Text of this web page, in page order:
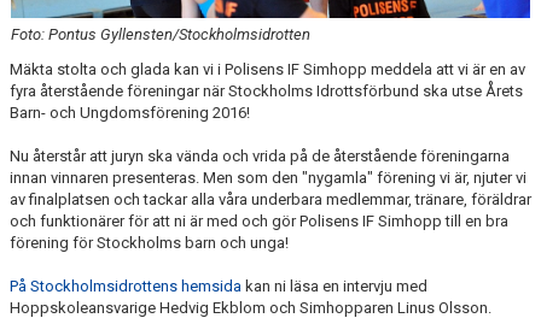
Foto: Pontus Gyllensten/Stockholmsidrotten
Mäkta stolta och glada kan vi i Polisens IF Simhopp meddela att vi är en av
fyra återstående föreningar när Stockholms Idrottsförbund ska utse Årets
Barn- och Ungdomsförening 2016!
Nu återstår att juryn ska vända och vrida på de återstående föreningarna
innan vinnaren presenteras. Men som den "nygamla" förening vi är, njuter vi
av finalplatsen och tackar alla våra underbara medlemmar, tränare, föräldrar
och funktionärer för att ni är med och gör Polisens IF Simhopp till en bra
förening för Stockholms barn och unga!
På Stockholmsidrottens hemsida kan ni läsa en intervju med
Hoppskoleansvarige Hedvig Ekblom och Simhopparen Linus Olsson.